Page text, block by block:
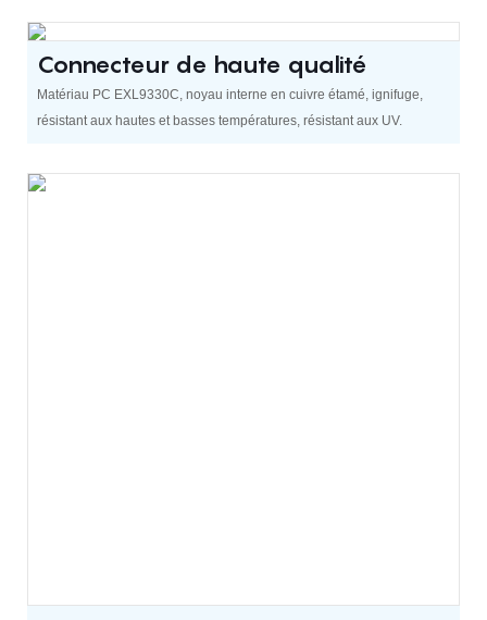
Connecteur de haute qualité
Matériau PC EXL9330C, noyau interne en cuivre étamé, ignifuge,
résistant aux hautes et basses températures, résistant aux UV.